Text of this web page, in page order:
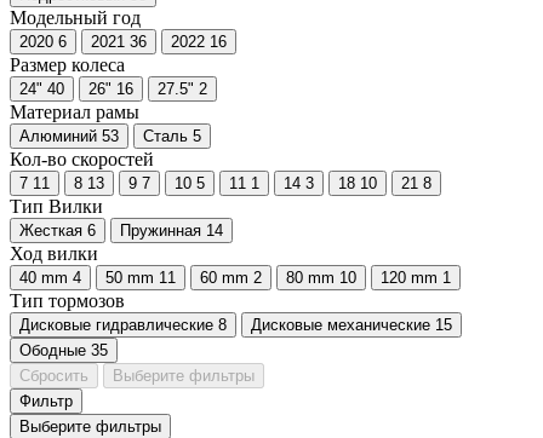
Модельный год
2020 6 2021 36 2022 16
Размер колеса
24" 40 26" 16 27.5" 2
Материал рамы
Алюминий 53 Сталь 5
Кол-во скоростей
7 11 8 13 9 7 10 5 11 1 14 3 18 10 21 8
Тип Вилки
Жесткая 6 Пружинная 14
Ход вилки
40 mm 4 50 mm 11 60 mm 2 80 mm 10 120 mm 1
Тип тормозов
Дисковые гидравлические 8 Дисковые механические 15
Ободные 35
Сбросить
Выберите фильтры
Фильтр
Выберите фильтры